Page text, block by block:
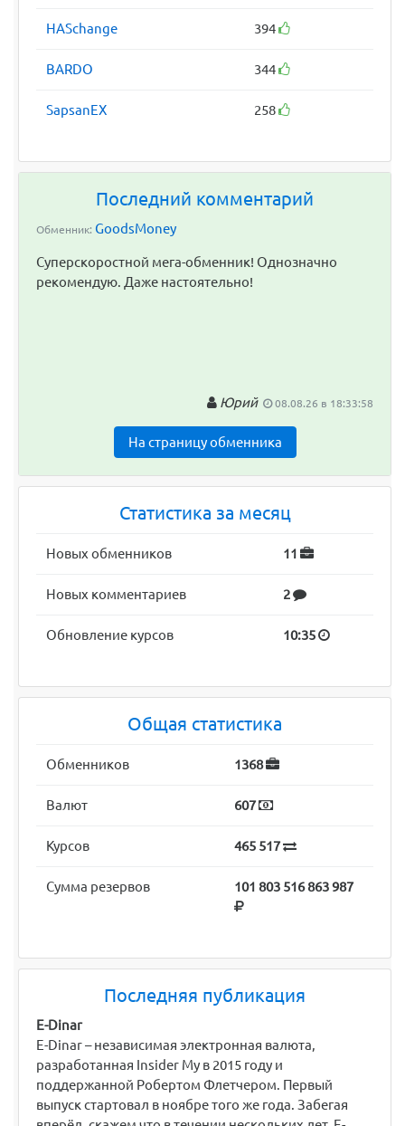
HASchange 394
BARDO 344
SapsanEX 258
Последний комментарий
Обменник: GoodsMoney
Суперскоростной мега-обменник! Однозначно
рекомендую. Даже настоятельно!
Юрий 08.08.26 в 18:33:58
На страницу обменника
Статистика за месяц
Новых обменников 11
Новых комментариев 2
Обновление курсов 10:35
Общая статистика
Обменников 1368
Валют 607
Курсов 465 517
Сумма резервов 101 803 516 863 987
Последняя публикация
E-Dinar
E-Dinar – независимая электронная валюта,
разработанная Insider My в 2015 году и
поддержанной Робертом Флетчером. Первый
выпуск стартовал в ноябре того же года. Забегая